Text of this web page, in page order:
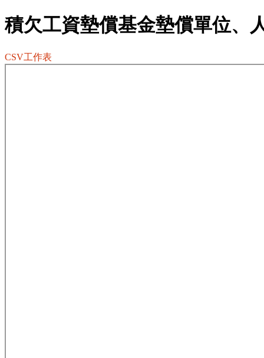
積欠工資墊償基金墊償單位、
CSV工作表